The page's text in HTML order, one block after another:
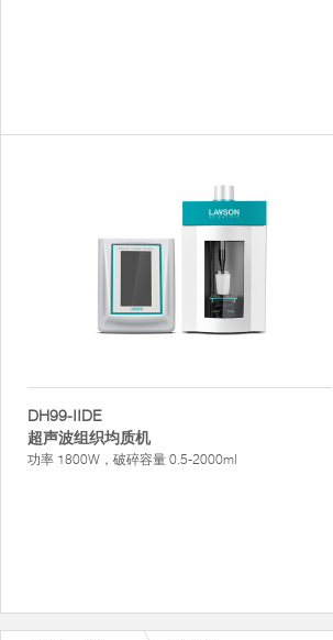
DH99-IIDE
超声波组织均质机
功率 1800W，破碎容量 0.5-2000ml